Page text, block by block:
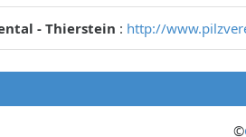
- Thierstein : http://
©